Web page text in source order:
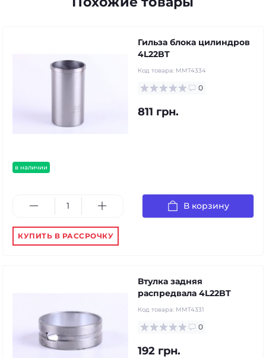
в наличии
Гильза блока цилиндров
4L22BT
Код товара: MMT4334
0
811 грн.
В корзину
КУПИТЬ В РАССРОЧКУ
Втулка задняя
распредвала 4L22BT
Код товара: MMT4331
0
192 грн.